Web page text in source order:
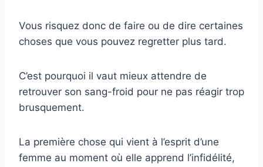
Vous risquez donc de faire ou de dire certaines
choses que vous pouvez regretter plus tard.
C’est pourquoi il vaut mieux attendre de
retrouver son sang-froid pour ne pas réagir trop
brusquement.
La première chose qui vient à l’esprit d’une
femme au moment où elle apprend l’infidélité,